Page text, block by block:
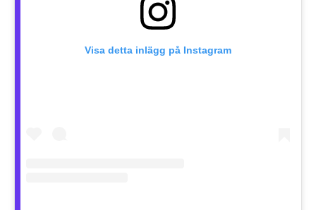
Visa detta inlägg på Instagram